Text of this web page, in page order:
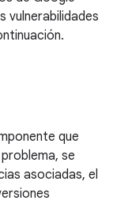
vulnerabilidades
que
se
asociadas, el